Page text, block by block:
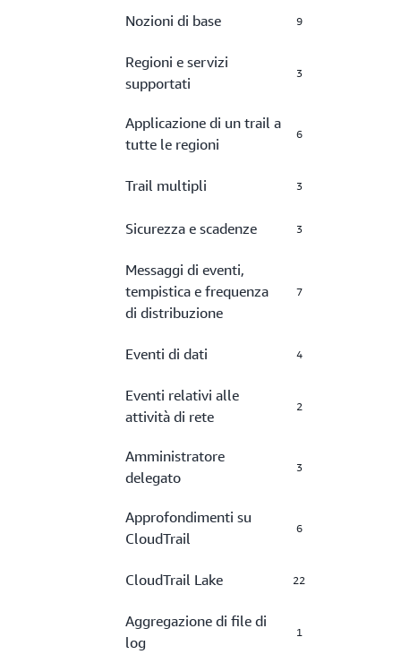
Nozioni di base 9
Regioni e servizi
supportati
3
Applicazione di un trail a
tutte le regioni
6
Trail multipli 3
Sicurezza e scadenze 3
Messaggi di eventi,
tempistica e frequenza
di distribuzione
7
Eventi di dati 4
Eventi relativi alle
attività di rete
2
Amministratore
delegato
3
Approfondimenti su
CloudTrail
6
CloudTrail Lake 22
Aggregazione di file di
log
1